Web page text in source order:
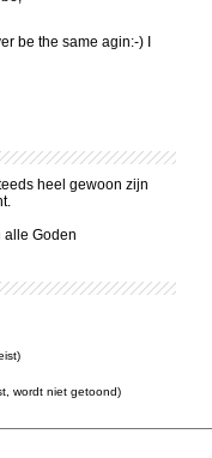
be the same agin:-) I
heel gewoon zijn
alle Goden
wordt niet getoond)